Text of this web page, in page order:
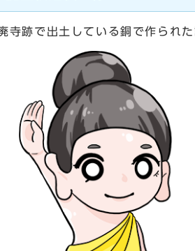
寺跡で出土している銅で作られ